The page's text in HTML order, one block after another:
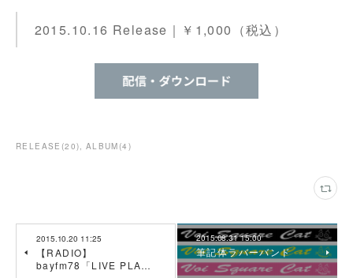
2015.10.16 Release｜￥1,000（税込）
RELEASE (20) ALBUM (4 )
2015.10.20 11:25
【RADIO】
bayfm78「LIVE PLA…
2015.08.31 15:00
筆記体ラバーバンド